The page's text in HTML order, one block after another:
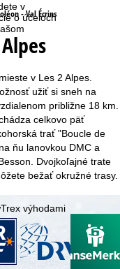
v
o účeloch
- Val Écrins
v Les 2 Alpes.
užiť si sneh na
približne 18 km.
celkovo päť
trať "Boucle de
ňu lanovkou DMC a
Dvojkoľajné trate
bežať okružné trasy.
výhodami